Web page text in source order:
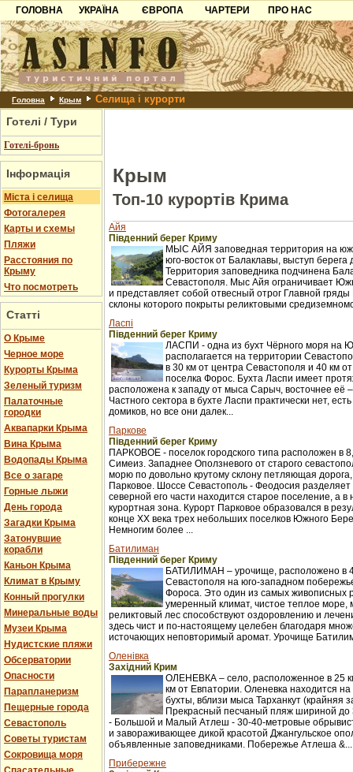
ГОЛОВНА
УКРАЇНА
Карпати
Азов
Причорноморря
Шацьк
ЄВРОПА
Чорногорія
Хорватія
Болгарія
Албанія
ЧАРТЕРИ
ПРО НАС
Контакти
Партнерам
Додати готель
Головна Крым Селища і курорти
Готелі / Тури
Готелі-бронь
Інформація
Міста і селища
Фотогалерея
Карты и схемы
Пляжи
Расстояния по
Крыму
Что посмотреть
Статті
О Крыме
Черное море
Курорты Крыма
Зеленый туризм
Палаточные
городки
Аквапарки Крыма
Вина Крыма
Водопады Крыма
Все о загаре
Горные лыжи
День города
Загадки Крыма
Затонувшие
корабли
Каньон Крыма
Климат в Крыму
Конный прогулки
Минеральные воды
Музеи Крыма
Нудистские пляжи
Обсерватории
Опасности
Парапланеризм
Пещерные города
Севастополь
Советы туристам
Сокровища моря
Крым
Топ-10 курортів Крима
Айя
Південний берег Криму
МЫС АЙЯ заповедная территория на
юго-восток от Балаклавы, выступ
Территория заповедника подчинена
Севастополя. Мыс Айя ограничивает
и представляет собой отвесный отрог Главной
склоны которого покрыты реликтовыми
Ласпі
Південний берег Криму
ЛАСПИ - одна из бухт Чёрного моря на
располагается на территории
в 30 км от центра Севастополя и 40 км
поселка Форос. Бухта Ласпи имеет
расположена к западу от мыса Сарыч, восточнее её
Частного сектора в бухте Ласпи практически нет,
домиков, но все они далек...
Паркове
Південний берег Криму
ПАРКОВОЕ - поселок городского типа расположен в
Симеиз. Западнее Оползневого от старого
морю по довольно крутому склону петляющая
Парковое. Шоссе Севастополь - Феодосия разделяет
северной его части находится старое поселение, а
курортная зона. Курорт Парковое образовался в
конце XX века трех небольших поселков Южного
Немногим более ...
Батилиман
Південний берег Криму
БАТИЛИМАН – урочище, расположено в
Севастополя на юго-западном
Фороса. Это один из самых живописных
умеренный климат, чистое теплое
реликтовый лес способствуют оздоровлению и
здесь чист и по-настоящему целебен благодаря
источающих неповторимый аромат. Урочище
Оленівка
Західний Крим
ОЛЕНЕВКА – село, расположенное в 25
км от Евпатории. Оленевка находится
бухты, вблизи мыса Тарханкут (крайняя
Прекрасный песчаный пляж шириной до
- Большой и Малый Атлеш - 30-40-метровые
и завораживающее дикой красотой Джангульское
объявленные заповедниками. Побережье Атлеша &...
Прибережне